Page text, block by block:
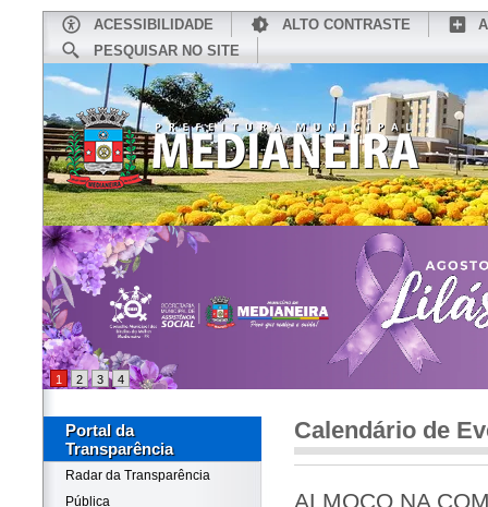
ACESSIBILIDADE ALTO CONTRASTE
PESQUISAR NO SITE
CONHEÇA MEDIANEIRA
1 2 3 4
Portal da
Transparência
Radar da Transparência
Pública
Calendário de
ALMOÇO NA